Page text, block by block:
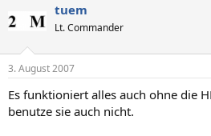
tuem
Lt. Commander
3. August 2007
Es funktioniert alles auch ohne die
benutze sie auch nicht.